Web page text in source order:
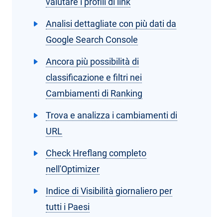
Analisi dettagliate con più dati da
Google Search Console
Ancora più possibilità di
classificazione e filtri nei
Cambiamenti di Ranking
Trova e analizza i cambiamenti di
URL
Check Hreflang completo
nell'Optimizer
Indice di Visibilità giornaliero per
tutti i Paesi